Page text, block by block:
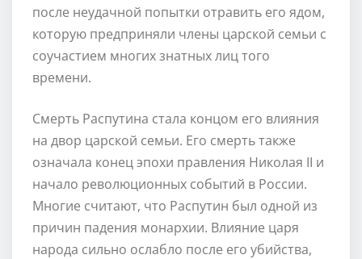
после неудачной попытки отравить его ядом,
которую предприняли члены царской семьи с
соучастием многих знатных лиц того
времени.
Смерть Распутина стала концом его влияния
на двор царской семьи. Его смерть также
означала конец эпохи правления Николая II и
начало революционных событий в России.
Многие считают, что Распутин был одной из
причин падения монархии. Влияние царя
народа сильно ослабло после его убийства,